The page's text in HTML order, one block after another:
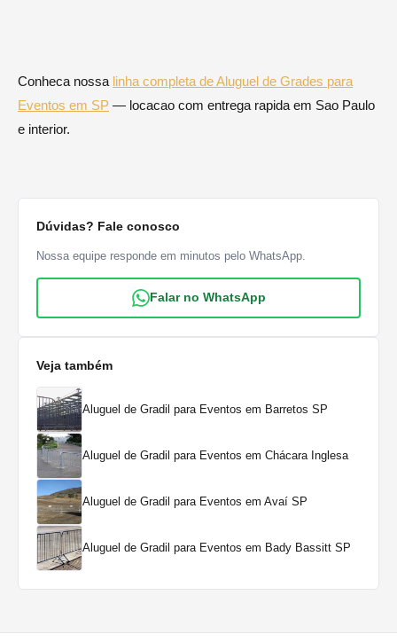
Conheca nossa linha completa de Aluguel de Grades para
Eventos em SP — locacao com entrega rapida em Sao Paulo
e interior.
Dúvidas? Fale conosco
Nossa equipe responde em minutos pelo WhatsApp.
Falar no WhatsApp
Veja também
Aluguel de Gradil para Eventos em Barretos SP
Aluguel de Gradil para Eventos em Chácara Inglesa
Aluguel de Gradil para Eventos em Avaí SP
Aluguel de Gradil para Eventos em Bady Bassitt SP